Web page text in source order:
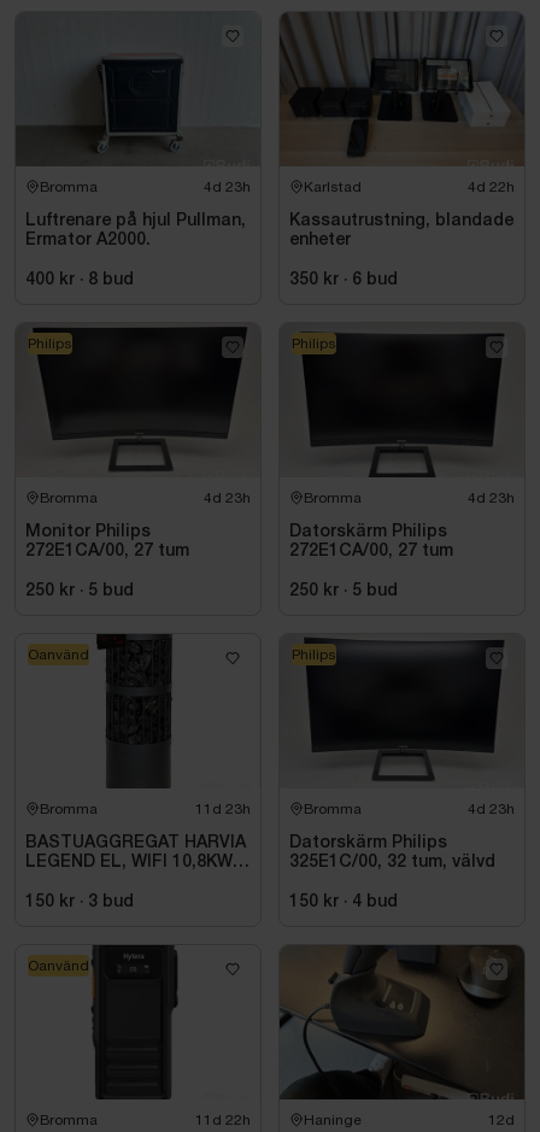
Bromma 4d 23h
Luftrenare på hjul Pullman,
Ermator A2000.
400 kr · 8 bud
Karlstad 4d 22h
Kassautrustning, blandade
enheter
350 kr · 6 bud
Bromma 4d 23h
Monitor Philips
272E1CA/00, 27 tum
250 kr · 5 bud
Philips
Bromma 4d 23h
Datorskärm Philips
272E1CA/00, 27 tum
250 kr · 5 bud
Philips
Bromma 11d 23h
BASTUAGGREGAT HARVIA
LEGEND EL, WIFI 10,8KW
150 kr · 3 bud
Oanvänd
Bromma 4d 23h
Datorskärm Philips
325E1C/00, 32 tum, välvd
150 kr · 4 bud
Philips
Bromma 11d 22h
Oanvänd
Haninge 12d